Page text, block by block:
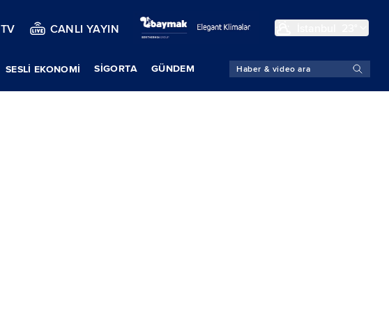
TV CANLI YAYIN
SESLİ EKONOMİ SIGORTA GÜNDEM